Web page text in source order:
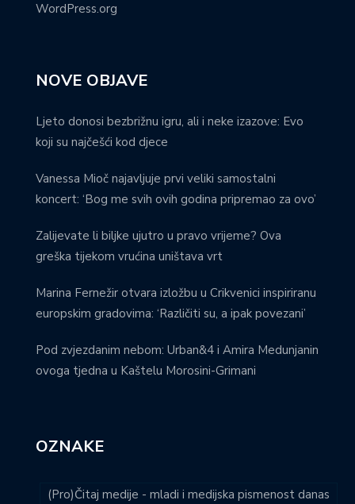
WordPress.org
NOVE OBJAVE
Ljeto donosi bezbrižnu igru, ali i neke izazove: Evo
koji su najčešći kod djece
Vanessa Mioč najavljuje prvi veliki samostalni
koncert: ‘Bog me svih ovih godina pripremao za ovo’
Zalijevate li biljke ujutro u pravo vrijeme? Ova
greška tijekom vrućina uništava vrt
Marina Fernežir otvara izložbu u Crikvenici inspiriranu
europskim gradovima: ‘Različiti su, a ipak povezani’
Pod zvjezdanim nebom: Urban&4 i Amira Medunjanin
ovoga tjedna u Kaštelu Morosini-Grimani
OZNAKE
(Pro)Čitaj medije - mladi i medijska pismenost danas